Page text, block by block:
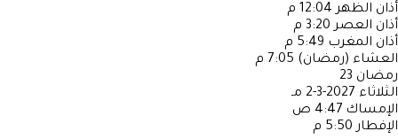
أذان الظهر 12:04 م
أذان العصر 3:20 م
أذان المغرب 5:49 م
العشاء (رمضان) 7:05 م
رمضان 23
الثلاثاء 2027-3-2 مـ
الإمساك 4:47 ص
الإفطار 5:50 م